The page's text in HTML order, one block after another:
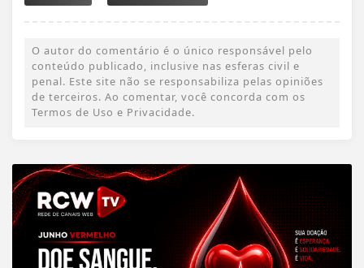
O autor do comentário é o único responsável pelo
conteúdo publicado, inclusive nas esferas civil e
penal. Este site não se responsabiliza pelas opiniões
de terceiros. Ao comentar, você concorda com os
Termos de Uso e Privacidade.